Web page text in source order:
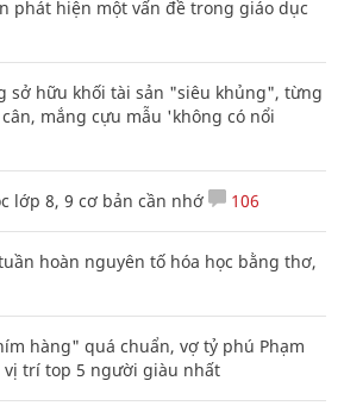
phát hiện một vấn đề trong giáo dục
sở hữu khối tài sản "siêu khủng", từng
mắng cựu mẫu 'không có nổi
lớp 8, 9 cơ bản cần nhớ 106
hoàn nguyên tố hóa học bằng thơ,
hàng" quá chuẩn, vợ tỷ phú Phạm
trí top 5 người giàu nhất